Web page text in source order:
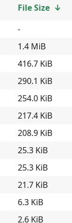
File Size ↓
-
1.4 MiB
416.7 KiB
290.1 KiB
254.0 KiB
217.4 KiB
208.9 KiB
25.3 KiB
25.3 KiB
21.7 KiB
6.3 KiB
2.6 KiB